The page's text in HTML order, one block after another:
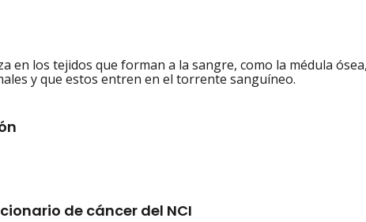
en los tejidos que forman a la sangre, como la médula
y que estos entren en el torrente sanguíneo.
de cáncer del NCI